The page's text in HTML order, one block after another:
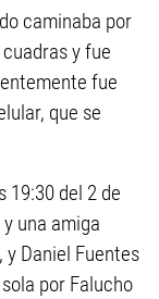
caminaba por
y fue
fue
que se
19:30 del 2 de
una amiga
y Daniel Fuentes
por Falucho